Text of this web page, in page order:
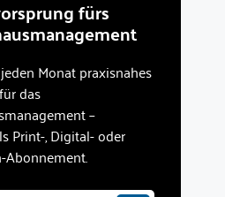
fürs
Monat praxisnahes
das
–
Print-, Digital- oder